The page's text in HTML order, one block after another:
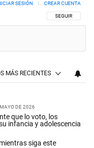
SIGA ESTA
SEGUIR
SESIÓN CREAR CUENTA
MÁS RECIENTES
DE 2026
que lo voto, los
infancia y adolescencia
siga este